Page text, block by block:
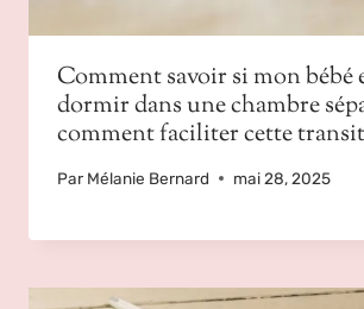
Comment savoir si mon bébé
dormir dans une chambre
comment faciliter cette
Par Mélanie Bernard mai 28, 2025